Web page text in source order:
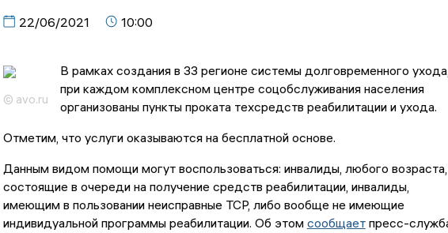
22/06/2021 10:00
© avo.ru
В рамках создания в 33 регионе системы долговременного
при каждом комплексном центре соцобслуживания населения
организованы пункты проката техсредств реабилитации и ухода.
Отметим, что услуги оказываются на бесплатной основе.
Данным видом помощи могут воспользоваться: инвалиды, любого возраста,
состоящие в очереди на получение средств реабилитации, инвалиды,
имеющим в пользовании неисправные TCP, либо вообще не имеющие
индивидуальной программы реабилитации. Об этом сообщаетпресс-